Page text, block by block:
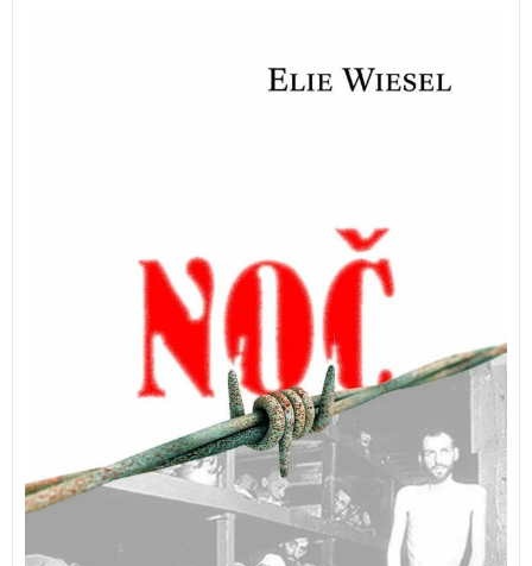
Wiesel (1928-2016) je bil pisatelj, novinar, Nobelov